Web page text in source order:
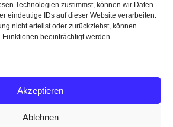
Technologien zustimmst, können wir Daten
eindeutige IDs auf dieser Website verarbeiten.
nicht erteilst oder zurückziehst, können
beeinträchtigt werden.
Akzeptieren
Ablehnen
ausleihen hier.